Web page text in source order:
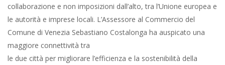
collaborazione e non imposizioni dall’alto, tra l’Unione europea e
le autorità e imprese locali. L’Assessore al Commercio del
Comune di Venezia Sebastiano Costalonga ha auspicato una
maggiore connettività tra
le due città per migliorare l’efficienza e la sostenibilità della